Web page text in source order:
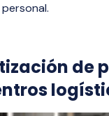
de